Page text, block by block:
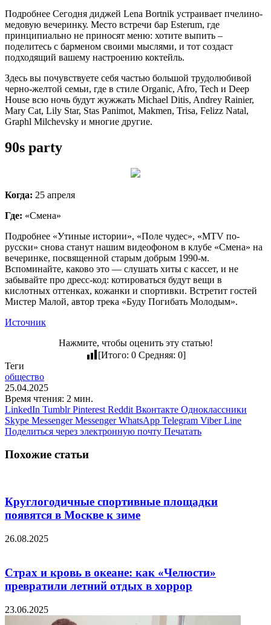
Подробнее Сегодня диджей Lena Bortnik устраивает пчелино-
медовую вечеринку. Место встречи бар Esterum, где
принципиально не приносят меню: хотите выпить –
поделитесь с барменом своими мыслями, и тот создаст
подходящий вашему настроению коктейль.
Здесь вы почувствуете себя частью большой трудолюбивой
черно-желтой семьи, где в стиле Organic, Afro, Tech и Deep
House всю ночь будут жужжать Michael Ditis, Andrey Rainier,
Mary Cat, Lily Star, Stas Panimot, Makmen, Trisa, Felizz Natal,
Graphl Milchevsky и многие другие.
90s party
Когда: 25 апреля
Где: «Смена»
Подробнее «Утиные истории», «Поле чудес», «MTV по-
русски» снова станут нашим видеофоном в клубе «Смена» на
вечеринке, посвященной старым добрым 1990-м.
Вспоминайте, каково это — слушать хиты с кассет, и не
забывайте про дресс-код: котироваться будут вещи в
кислотных оттенках, кожанки и спортивки. Встретит гостей
Мистер Малой, автор трека «Буду Погибать Молодым».
Источник
Нажмите, чтобы оценить эту статью!
[Итого: 0Средняя: 0]
Теги
общество
25.04.2025
Время чтения: 2 мин.
LinkedIn Tumblr Pinterest Reddit Вконтакте Одноклассники
Skype Messenger Messenger WhatsApp Telegram Viber Line
Поделиться через электронную почту Печатать
Похожие статьи
Круглогодичные спортивные площадки
появятся в Москве к зиме
26.08.2025
Страх и кровь в океане: как «Челюсти»
превратили летний отдых в хоррор
23.06.2025